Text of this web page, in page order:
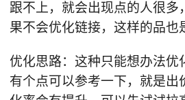
跟不上，就会出现点的人很多
果不会优化链接，这样的品也
优化思路：这种只能想办法优
有个点可以参考一下，就是出